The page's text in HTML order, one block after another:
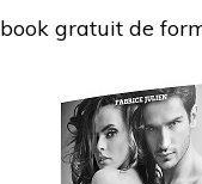
gratuit de